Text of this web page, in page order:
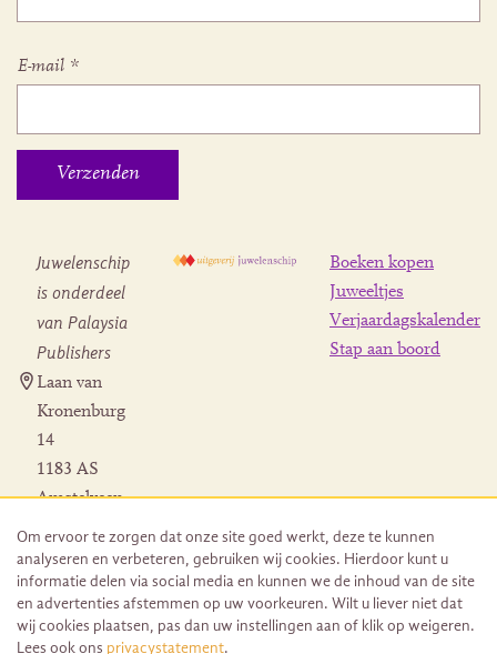
E-mail *
Juwelenschip
is onderdeel
van Palaysia
Publishers
Laan van
Kronenburg
14
1183 AS
Amstelveen
Herroeping
bestelling
Boeken kopen
Juweeltjes
Verjaardagskalender
Stap aan boord
Om ervoor te zorgen dat onze site goed werkt, deze te kunnen
analyseren en verbeteren, gebruiken wij cookies. Hierdoor kunt u
informatie delen via social media en kunnen we de inhoud van de site
en advertenties afstemmen op uw voorkeuren. Wilt u liever niet dat
wij cookies plaatsen, pas dan uw instellingen aan of klik op weigeren.
Lees ook ons privacystatement.